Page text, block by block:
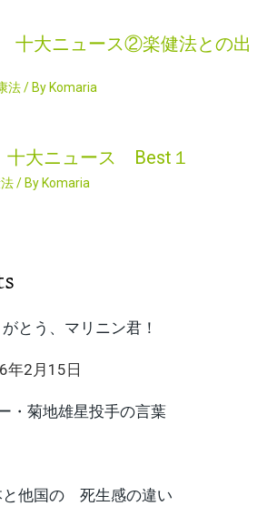
大ニュース②楽健法との出
法/ By Komaria
大ニュース Best１
/ By Komaria
とう、マリニン君！
年2月15日
・菊地雄星投手の言葉
と他国の 死生感の違い